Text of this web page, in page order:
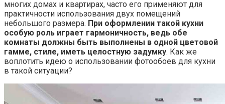
многих домах и квартирах, часто его применяют для
практичности использования двух помещений
небольшого размера. При оформлении такой кухни
особую роль играет гармоничность, ведь обе
комнаты должны быть выполнены в одной цветовой
гамме, стиле, иметь целостную задумку. Как же
воплотить идею о использовании фотообоев для кухни
в такой ситуации?